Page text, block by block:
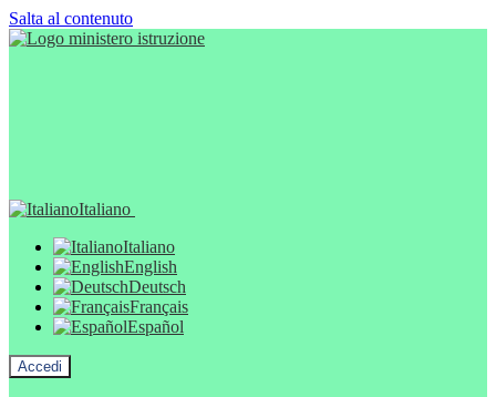
Salta al contenuto
Italiano
Italiano
English
Deutsch
Français
Español
Accedi